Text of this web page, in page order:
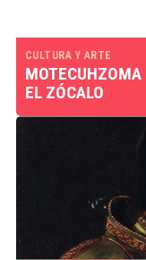
CULTURA Y ARTE
MOTECUHZOMA
EL ZÓCALO